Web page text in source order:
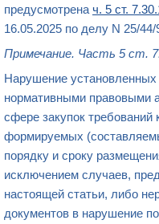
предусмотрена ч. 5 ст.
16.05.2025 по делу N 25/44/
Примечание. Часть 5 ст.
Нарушение установленных
нормативными правовыми
сфере закупок
формируемых
порядку и сроку
исключением случаев,
настоящей статьи, либо
документов в нарушение